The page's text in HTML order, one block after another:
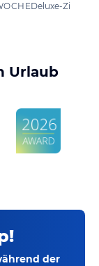
Urlaub
der